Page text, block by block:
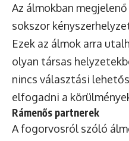
Az álmokban
sokszor
Ezek az álmok arra
olyan társas
nincs választási
elfogadni a
Rámenős partnerek
A fogorvosról szóló